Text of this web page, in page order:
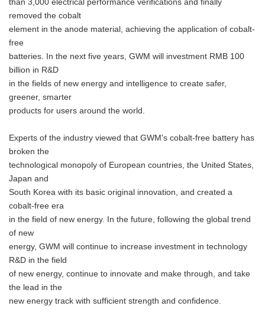
than 3,000 electrical performance verifications and finally
removed the cobalt
element in the anode material, achieving the application of cobalt-
free
batteries. In the next five years, GWM will investment RMB 100
billion in R&D
in the fields of new energy and intelligence to create safer,
greener, smarter
products for users around the world.
Experts of the industry viewed that GWM's cobalt-free battery has
broken the
technological monopoly of European countries, the United States,
Japan and
South Korea with its basic original innovation, and created a
cobalt-free era
in the field of new energy. In the future, following the global trend
of new
energy, GWM will continue to increase investment in technology
R&D in the field
of new energy, continue to innovate and make through, and take
the lead in the
new energy track with sufficient strength and confidence.